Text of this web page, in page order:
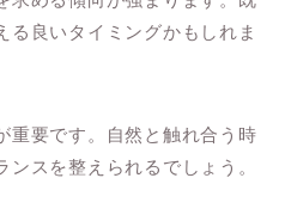
る良いタイミングかもしれま
重要です。自然と触れ合う時
スを整えられるでしょう。